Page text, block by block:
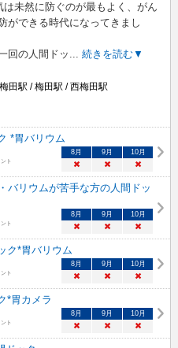
は未然に防ぐのが最もよく、がん
ができる時代になってきまし
回の人間ドッ ... 続きを読む▼
田駅 / 梅田駅 / 西梅田駅
*胃バリウム
ト
8月 9月 10月
× × ×
バリウムが苦手な方の人間ドッ
ト
8月 9月 10月
× × ×
ク*胃バリウム
ト
8月 9月 10月
× × ×
*胃カメラ
ト
8月 9月 10月
× × ×